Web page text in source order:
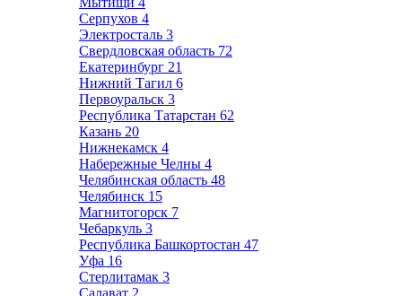
Серпухов 4
Электросталь 3
Свердловская область 72
Екатеринбург 21
Нижний Тагил 6
Первоуральск 3
Республика Татарстан 62
Казань 20
Нижнекамск 4
Набережные Челны 4
Челябинская область 48
Челябинск 15
Магнитогорск 7
Чебаркуль 3
Республика Башкортостан 47
Уфа 16
Стерлитамак 3
Салават 2